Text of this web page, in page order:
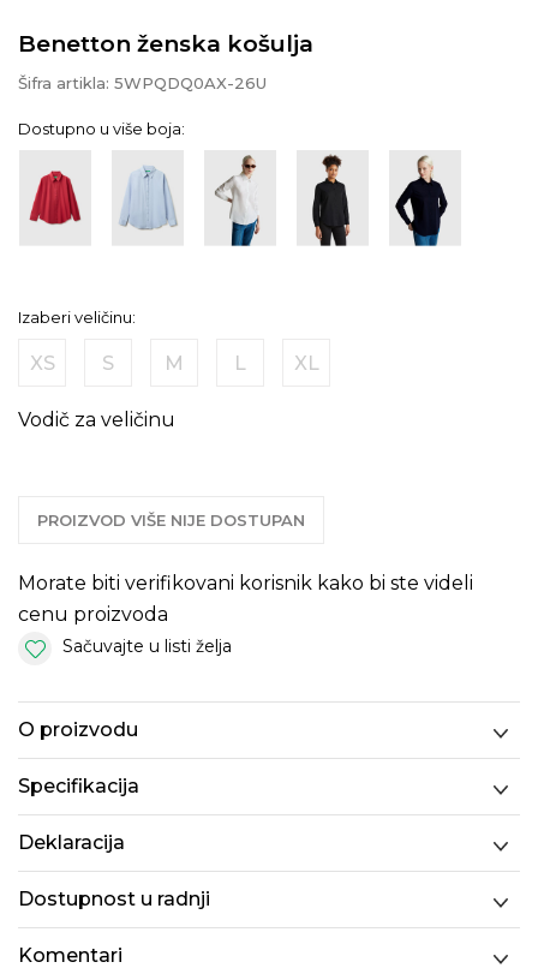
Benetton ženska košulja
Šifra artikla: 5WPQDQ0AX-26U
Dostupno u više boja:
Izaberi veličinu:
XS S M L XL
Vodič za veličinu
PROIZVOD VIŠE NIJE DOSTUPAN
Morate biti verifikovani korisnik kako bi ste videli
cenu proizvoda
Sačuvajte u listi želja
O proizvodu
Specifikacija
Deklaracija
Dostupnost u radnji
Komentari